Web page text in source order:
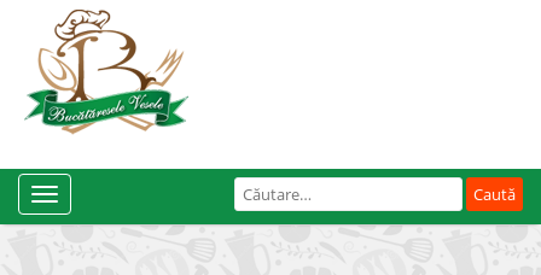
Caută
după:
Toggle
Navigation